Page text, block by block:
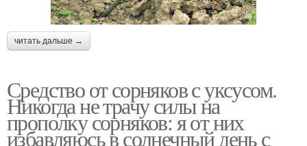
читать дальше →
Средство от сорняков с уксусом.
Никогда не трачу силы на
прополку сорняков: я от них
избавляюсь в солнечный день с